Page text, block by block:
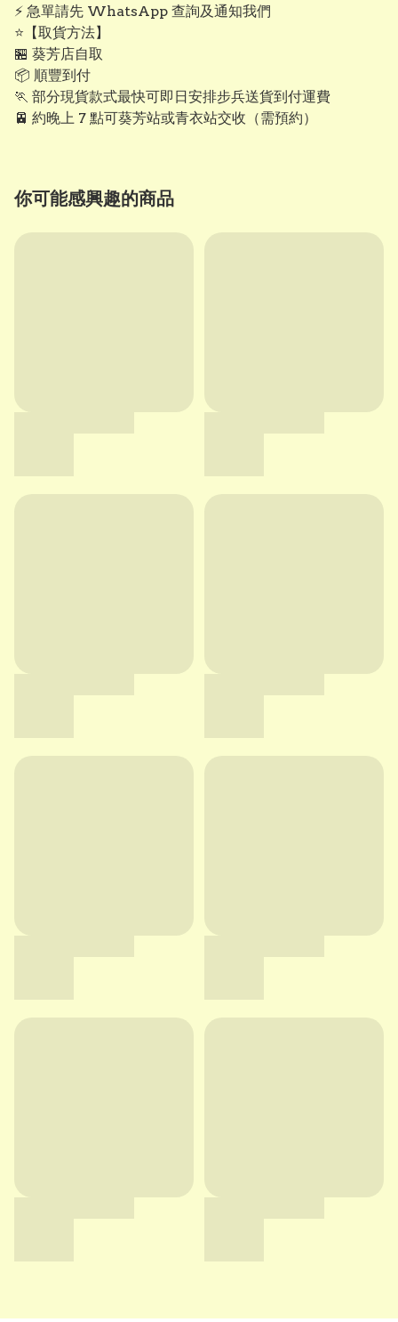
⚡ 急單請先 WhatsApp 查詢及通知我們
⭐【取貨方法】
🏪 葵芳店自取
📦 順豐到付
🏃 部分現貨款式最快可即日安排步兵送貨到付運費
🚈 約晚上 7 點可葵芳站或青衣站交收（需預約）
你可能感興趣的商品